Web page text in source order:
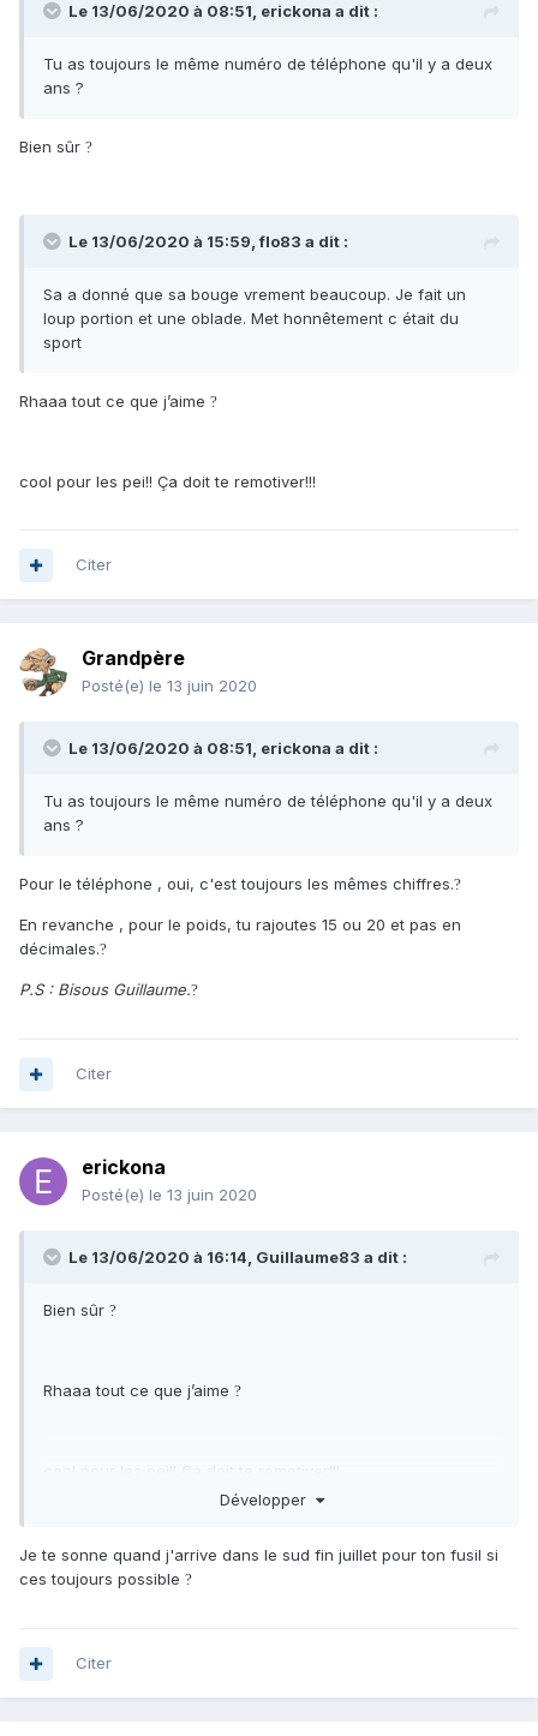
Le 13/06/2020 à 08:51, erickona a dit :
Tu as toujours le même numéro de téléphone qu'il y a deux
ans ?
Bien sûr ?
Le 13/06/2020 à 15:59,flo83 a dit :
Sa a donné que sa bouge vrement beaucoup. Je fait un
loup portion et une oblade. Met honnêtement c était du
sport
Rhaaa tout ce que j’aime ?
cool pour les pei!! Ça doit te remotiver!!!
Citer
Grandpère
Posté(e) le 13 juin 2020
Le 13/06/2020 à 08:51, erickona a dit :
Tu as toujours le même numéro de téléphone qu'il y a deux
ans ?
Pour le téléphone , oui, c'est toujours les mêmes chiffres.?
En revanche , pour le poids, tu rajoutes 15 ou 20 et pas en
décimales.?
P.S : Bisous Guillaume.?
Citer
erickona
Posté(e) le 13 juin 2020
Le 13/06/2020 à 16:14, Guillaume83 a dit :
Bien sûr ?
Rhaaa tout ce que j’aime ?
Développer
Je te sonne quand j'arrive dans le sud fin juillet pour ton fusil si
ces toujours possible ?
Citer